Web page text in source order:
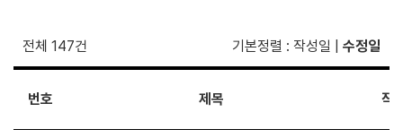
전체 147건 기본정렬 : 작성일 수정일
번호 제목 작